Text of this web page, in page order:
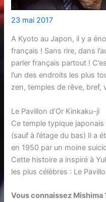
23 mai 2017
A Kyoto au Japon, il y a
français ! Sans rire, dans
parler français partout !
l’un des endroits les plus
zen, temples de rêve, bref,
Le Pavillon d’Or Kinkaku-ji
Ce temple typique
(sauf à l’étage du bas) Il a
en 1950 par un moine
Cette histoire a inspiré à
les plus célèbres : Le
Vous connaissez Mishima